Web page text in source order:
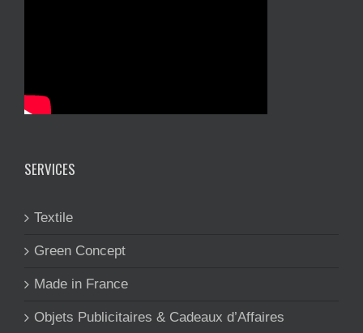
SERVICES
Textile
Green Concept
Made in France
Objets Publicitaires & Cadeaux d’Affaires